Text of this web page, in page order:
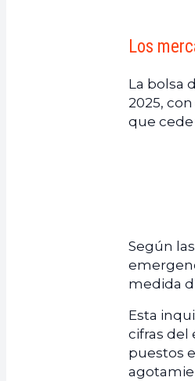
Los
La bolsa
2025,
que cede
Según
medida
Esta
cifras del
puestos